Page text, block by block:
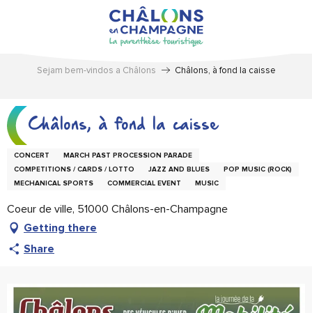
Sejam bem-vindos a Châlons Châlons, à fond la caisse
Châlons, à fond la caisse
CONCERT
MARCH PAST PROCESSION PARADE
COMPETITIONS / CARDS / LOTTO
JAZZ AND BLUES
POP MUSIC (ROCK)
MECHANICAL SPORTS
COMMERCIAL EVENT MUSIC
Coeur de ville, 51000 Châlons-en-Champagne
Getting there
Share